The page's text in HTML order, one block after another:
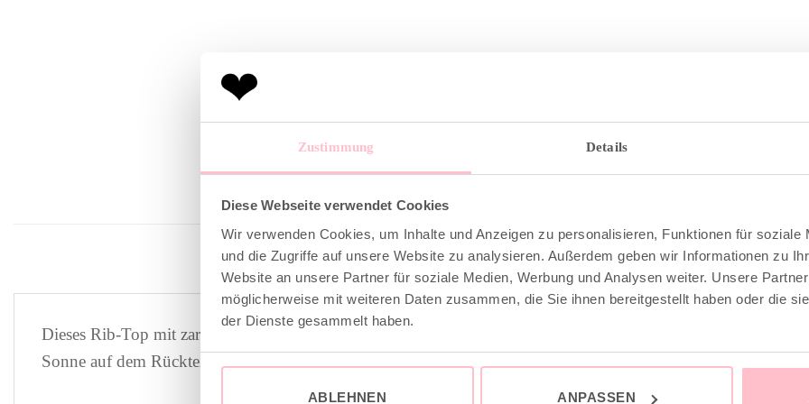
Zustimmung Details
Diese Webseite verwendet Cookies
Wir verwenden Cookies, um Inhalte und Anzeigen zu personalisieren, Funktionen für soziale
und die Zugriffe auf unsere Website zu analysieren. Außerdem geben wir Informationen zu
Website an unsere Partner für soziale Medien, Werbung und Analysen weiter. Unsere
möglicherweise mit weiteren Daten zusammen, die Sie ihnen bereitgestellt haben oder die
der Dienste gesammelt haben.
ABLEHNEN ANPASSEN
BESCHREIBUNG
Dieses Rib-Top mit zarten Voile-Rüschen und einem sanften Farbverlauf in Dip-Dye-Technik in neon lime ist
Sonne auf dem Rückteil bringt zusätzlich eine Extraportion gute Laune in jedes Outfit.